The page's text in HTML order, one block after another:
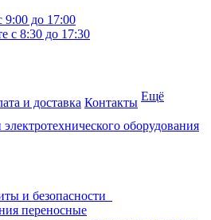
9:00 до 17:00
с 8:30 до 17:30
и доставка Контакты Ещё
и безопасности
переносные